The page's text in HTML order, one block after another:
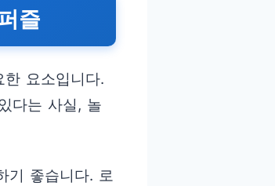
즐
요소입니다.
다는 사실, 놀
기 좋습니다. 로